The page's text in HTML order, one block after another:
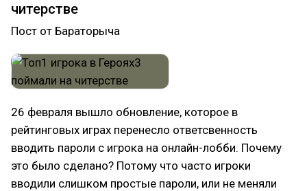
читерстве
Пост от Бараторыча
26 февраля вышло обновление, которое в
рейтинговых играх перенесло ответсвенность
вводить пароли с игрока на онлайн-лобби. Почему
это было сделано? Потому что часто игроки
вводили слишком простые пароли, или не меняли